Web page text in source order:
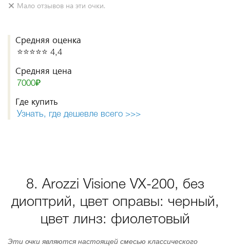
Мало отзывов на эти очки.
Средняя оценка
⭐️⭐️⭐️⭐️⭐️ 4,4
Средняя цена
7000₽
Где купить
Узнать, где дешевле всего >>>
8. Arozzi Visione VX-200, без
диоптрий, цвет оправы: черный,
цвет линз: фиолетовый
Эти очки являются настоящей смесью классического